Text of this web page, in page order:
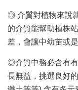
◎ 介質對植物來說
的介質能幫助植株
差，會讓中幼苗或
◎介質中務必含有
長無益，挑選良好